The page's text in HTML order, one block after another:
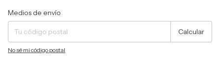
Entregas para el CP:
Medios de envío
Calcular
No sé mi código postal